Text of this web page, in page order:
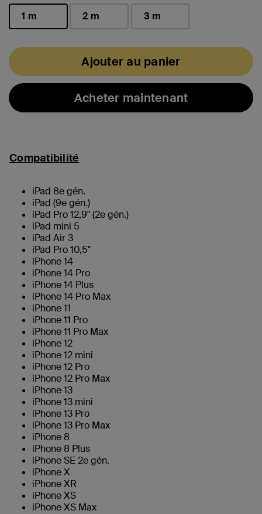
1 m
2 m 3 m
Ajouter au panier
Acheter maintenant
Compatibilité
iPad 8e gén.
iPad (9e gén.)
iPad Pro 12,9" (2e gén.)
iPad mini 5
iPad Air 3
iPad Pro 10,5"
iPhone 14
iPhone 14 Pro
iPhone 14 Plus
iPhone 14 Pro Max
iPhone 11
iPhone 11 Pro
iPhone 11 Pro Max
iPhone 12
iPhone 12 mini
iPhone 12 Pro
iPhone 12 Pro Max
iPhone 13
iPhone 13 mini
iPhone 13 Pro
iPhone 13 Pro Max
iPhone 8
iPhone 8 Plus
iPhone SE 2e gén.
iPhone X
iPhone XR
iPhone XS
iPhone XS Max